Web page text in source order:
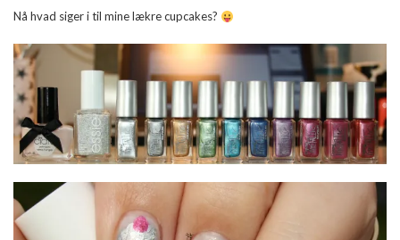
Nå hvad siger i til mine lækre cupcakes?